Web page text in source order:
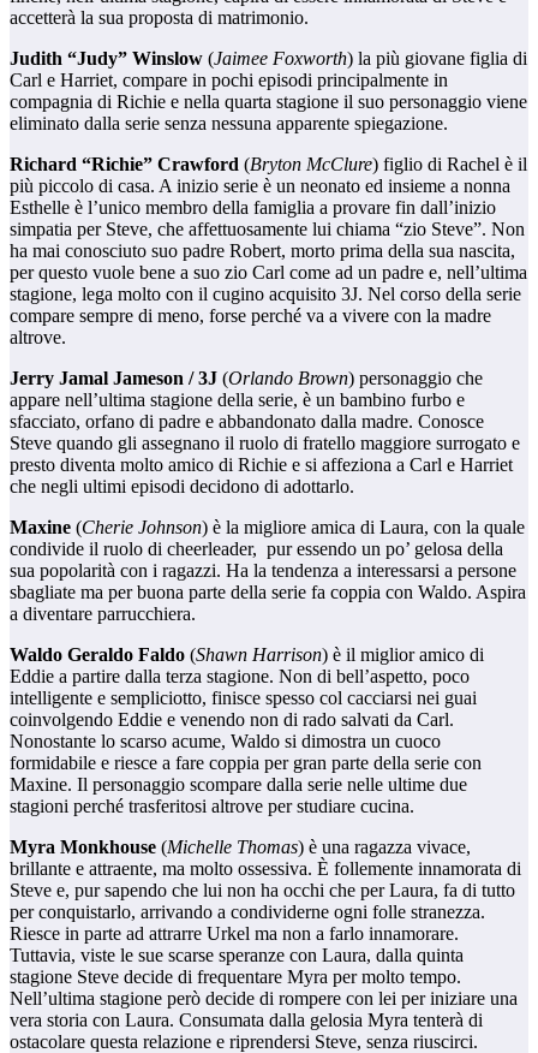
accetterà la sua proposta di matrimonio.
Judith “Judy” Winslow (Jaimee Foxworth) la più giovane figlia di
Carl e Harriet, compare in pochi episodi principalmente in
compagnia di Richie e nella quarta stagione il suo personaggio viene
eliminato dalla serie senza nessuna apparente spiegazione.
Richard “Richie” Crawford (Bryton McClure) figlio di Rachel è il
più piccolo di casa. A inizio serie è un neonato ed insieme a nonna
Esthelle è l’unico membro della famiglia a provare fin dall’inizio
simpatia per Steve, che affettuosamente lui chiama “zio Steve”. Non
ha mai conosciuto suo padre Robert, morto prima della sua nascita,
per questo vuole bene a suo zio Carl come ad un padre e, nell’ultima
stagione, lega molto con il cugino acquisito 3J. Nel corso della serie
compare sempre di meno, forse perché va a vivere con la madre
altrove.
Jerry Jamal Jameson / 3J (Orlando Brown) personaggio che
appare nell’ultima stagione della serie, è un bambino furbo e
sfacciato, orfano di padre e abbandonato dalla madre. Conosce
Steve quando gli assegnano il ruolo di fratello maggiore surrogato e
presto diventa molto amico di Richie e si affeziona a Carl e Harriet
che negli ultimi episodi decidono di adottarlo.
Maxine (Cherie Johnson) è la migliore amica di Laura, con la quale
condivide il ruolo di cheerleader, pur essendo un po’ gelosa della
sua popolarità con i ragazzi. Ha la tendenza a interessarsi a persone
sbagliate ma per buona parte della serie fa coppia con Waldo. Aspira
a diventare parrucchiera.
Waldo Geraldo Faldo (Shawn Harrison) è il miglior amico di
Eddie a partire dalla terza stagione. Non di bell’aspetto, poco
intelligente e sempliciotto, finisce spesso col cacciarsi nei guai
coinvolgendo Eddie e venendo non di rado salvati da Carl.
Nonostante lo scarso acume, Waldo si dimostra un cuoco
formidabile e riesce a fare coppia per gran parte della serie con
Maxine. Il personaggio scompare dalla serie nelle ultime due
stagioni perché trasferitosi altrove per studiare cucina.
Myra Monkhouse (Michelle Thomas) è una ragazza vivace,
brillante e attraente, ma molto ossessiva. È follemente innamorata di
Steve e, pur sapendo che lui non ha occhi che per Laura, fa di tutto
per conquistarlo, arrivando a condividerne ogni folle stranezza.
Riesce in parte ad attrarre Urkel ma non a farlo innamorare.
Tuttavia, viste le sue scarse speranze con Laura, dalla quinta
stagione Steve decide di frequentare Myra per molto tempo.
Nell’ultima stagione però decide di rompere con lei per iniziare una
vera storia con Laura. Consumata dalla gelosia Myra tenterà di
ostacolare questa relazione e riprendersi Steve, senza riuscirci.